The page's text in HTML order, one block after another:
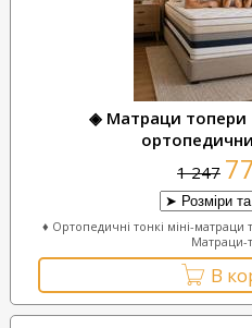
◈ Матраци топери
1 247
♦ Ортопедичні тонкі міні-
Матраци-
В